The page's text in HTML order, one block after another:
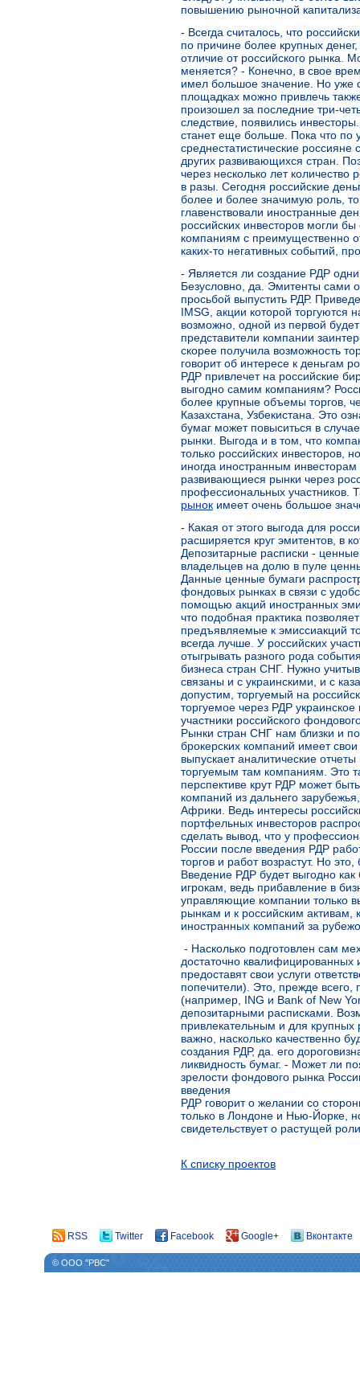
повышению рыночной
- Всегда считалось, что
по причине более крупных
отличие от российского рынка.
меняется? - Конечно, в свое
имел большое значение. Но уже
площадках можно привлечь
произошел за последние три-
следствие, появились
станет еще больше. Пока что по
среднестатистические россияне
других развивающихся стран.
через несколько лет количество
в разы. Сегодня российские
более и более значимую роль,
главенствовали иностранные
российских инвесторов могли
компаниям с преимущественно
каких-то негативных событий,
- Является ли создание РДР
Безусловно, да. Эмитенты сами
просьбой выпустить РДР.
IMSG, акции которой
возможно, одной из первой
представители компании
скорее получила возможность
говорит об интересе к деньгам
РДР привлечет на российские
выгодно самим компаниям?
более крупные объемы торгов,
Казахстана, Узбекистана. Это
бумаг может повыситься в
рынки. Выгода и в том, что
только российских инвесторов,
иногда иностранным
развивающиеся рынки через
профессиональных участников.
рынок имеет очень большое
- Какая от этого выгода для
расширяется круг эмитентов, в
Депозитарные расписки -
владельцев на долю в пуле
Данные ценные бумаги
фондовых рынках в связи с
помощью акций иностранных
что подобная практика
предъявляемые к эмиссиакций
всегда лучше. У российских
отыгрывать разного рода
бизнеса стран СНГ. Нужно
связаны и с украинскими, и с
допустим, торгуемый на
торгуемое через РДР
участники российского
Рынки стран СНГ нам близки и
брокерских компаний имеет
выпускает аналитические
торгуемым там компаниям. Это
перспективе крут РДР может
компаний из дальнего
Африки. Ведь интересы
портфельных инвесторов
сделать вывод, что у
России после введения РДР
торгов и работ возрастут. Но
Введение РДР будет выгодно
игрокам, ведь прибавление в
управляющие компании только
рынкам и к российским активам,
иностранных компаний за
- Насколько подготовлен сам
достаточно квалифицированных
предоставят свои услуги
попечители). Это, прежде всего,
(например, ING и Bank of New
депозитарными расписками.
привлекательным и для крупных
важно, насколько качественно
создания РДР, да. его
ликвидность бумаг. - Может ли
зрелости фондового рынка
введения
РДР говорит о желании со
только в Лондоне и Нью-Йорке,
свидетельствует о растущей
К списку проектов
RSS Twitter Facebook Google+ Вконтакте
© ООО "РВС"